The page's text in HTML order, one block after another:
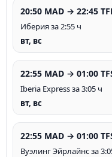
20:50 MAD → 22:45
Иберия за 2:55 ч
вт, вс
22:55 MAD → 01:00
Iberia Express за 3:05 ч
вт, вс
22:55 MAD → 01:00
Вуэлинг Эйрлайнс за